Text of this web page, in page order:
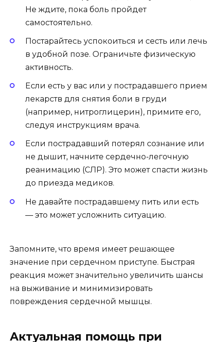
Не ждите, пока боль пройдет
самостоятельно.
Постарайтесь успокоиться и сесть или лечь
в удобной позе. Ограничьте физическую
активность.
Если есть у вас или у пострадавшего прием
лекарств для снятия боли в груди
(например, нитроглицерин), примите его,
следуя инструкциям врача.
Если пострадавший потерял сознание или
не дышит, начните сердечно-легочную
реанимацию (СЛР). Это может спасти жизнь
до приезда медиков.
Не давайте пострадавшему пить или есть
— это может усложнить ситуацию.
Запомните, что время имеет решающее
значение при сердечном приступе. Быстрая
реакция может значительно увеличить шансы
на выживание и минимизировать
повреждения сердечной мышцы.
Актуальная помощь при